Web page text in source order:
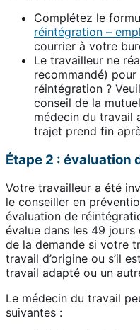
Complétez le
réintégration –
courrier à votre
Le travailleur ne
recommandé)
réintégration ?
conseil de la
médecin du travail
trajet prend fin
Étape 2 : évaluation
Votre travailleur a été
le conseiller en
évaluation de
évalue dans les 49
de la demande si votre
travail d’origine ou s’il
travail adapté ou un
Le médecin du travail
suivantes :